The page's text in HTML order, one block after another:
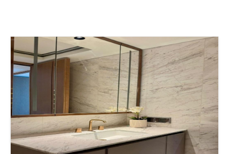
đồng cư dân văn minh với nhiều
chuyên gia nước ngoài sinh sống, tạo
nên môi trường sống đẳng cấp và quốc
tế.
Bạn đang tìm kiếm một căn hộ cao cấp tại khu vực
trung tâm thành phố với đầy đủ tiện nghi và view sông
tuyệt đẹp? Cho thuê căn hộ Grand Riverside có thể là
lựa chọn hoàn hảo cho bạn. Cùng với Giathuecanho